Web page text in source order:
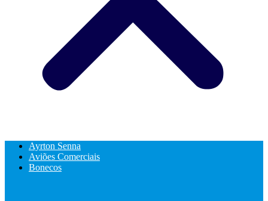
Ayrton Senna
Aviões Comerciais
Bonecos